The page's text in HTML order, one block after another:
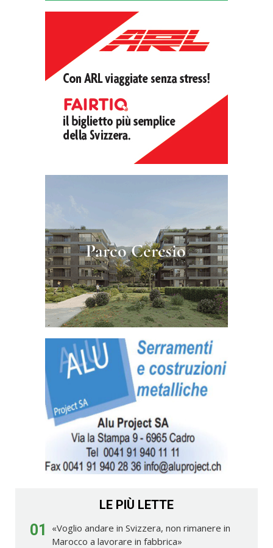
LE PIÙ LETTE
01
«Voglio andare in Svizzera, non rimanere in
Marocco a lavorare in fabbrica»